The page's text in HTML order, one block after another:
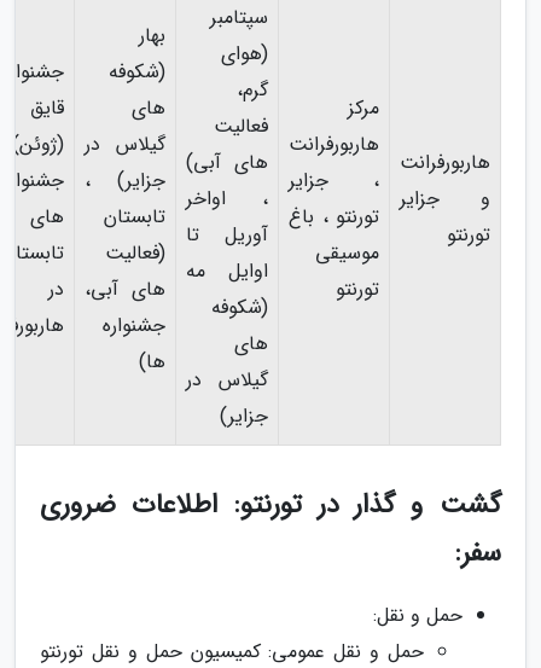
هاربورفرانت
و جزایر
تورنتو
مرکز
هاربورفرانت
، جزایر
تورنتو ، باغ
موسیقی
تورنتو
سپتامبر
(هوای
گرم،
فعالیت
های آبی)
، اواخر
آوریل تا
اوایل مه
(شکوفه
های
گیلاس در
جزایر)
بهار
(شکوفه
های
گیلاس در
جزایر) ،
تابستان
(فعالیت
های آبی،
جشنواره
ها)
جشنواره
قایق
جشنواره
های
در
گشت و گذار در تورنتو: اطلاعات ضروری
سفر:
حمل و نقل:
حمل و نقل عمومی: کمیسیون حمل و نقل تورنتو